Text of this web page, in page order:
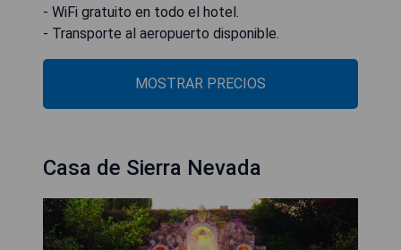
- WiFi gratuito en todo el hotel.
- Transporte al aeropuerto disponible.
MOSTRAR PRECIOS
Casa de Sierra Nevada